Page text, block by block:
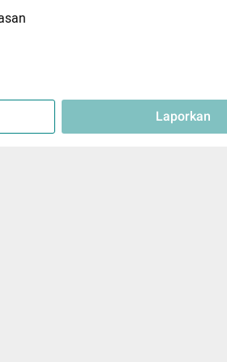
Laporkan